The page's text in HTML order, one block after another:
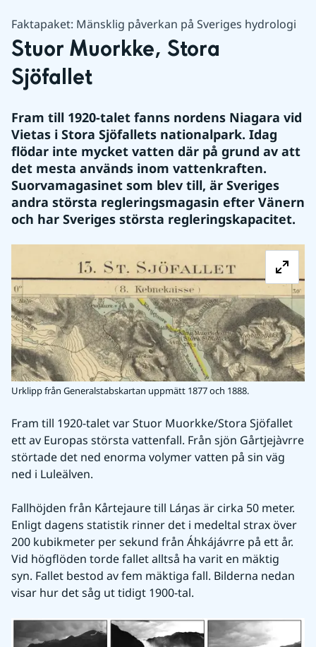
Faktapaket: Mänsklig påverkan på Sveriges hydrologi
Stuor Muorkke, Stora
Sjöfallet
Fram till 1920-talet fanns nordens Niagara vid
Vietas i Stora Sjöfallets nationalpark. Idag
flödar inte mycket vatten där på grund av att
det mesta används inom vattenkraften.
Suorvamagasinet som blev till, är Sveriges
andra största regleringsmagasin efter Vänern
och har Sveriges största regleringskapacitet.
Urklipp från Generalstabskartan uppmätt 1877 och 1888.
Fram till 1920-talet var Stuor Muorkke/Stora Sjöfallet
ett av Europas största vattenfall. Från sjön Gårtjejàvrre
störtade det ned enorma volymer vatten på sin väg
ned i Luleälven.
Fallhöjden från Kårtejaure till Láŋas är cirka 50 meter.
Enligt dagens statistik rinner det i medeltal strax över
200 kubikmeter per sekund från Áhkájávrre på ett år.
Vid högflöden torde fallet alltså ha varit en mäktig
syn. Fallet bestod av fem mäktiga fall. Bilderna nedan
visar hur det såg ut tidigt 1900-tal.